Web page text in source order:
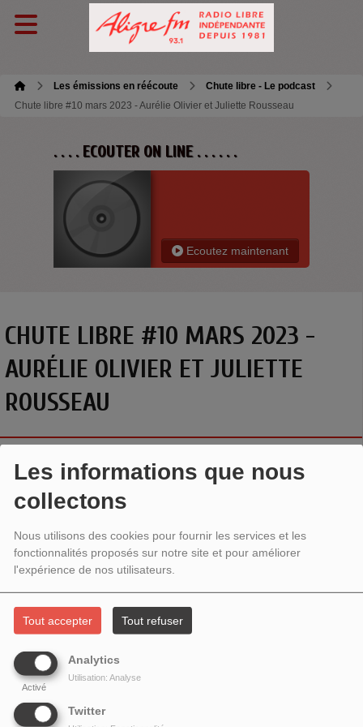
Les informations que nous
collectons
Nous utilisons des cookies pour fournir les services et les
fonctionnalités proposés sur notre site et pour améliorer
l'expérience de nos utilisateurs.
Tout accepter Tout refuser
Analytics
Activé
Utilisation: Analyse
Twitter
Les émissions en réécoute
Chute libre - Le podcast
Chute libre #10 mars 2023 - Aurélie Olivier et Juliette Rousseau
. . . . ECOUTER ON LINE . . . . . .
Ecoutez maintenant
CHUTE LIBRE #10 MARS 2023 -
AURÉLIE OLIVIER ET JULIETTE
ROUSSEAU
Discussion avec l'autrice du recueil de poésie
de ferme
et son éditrice.